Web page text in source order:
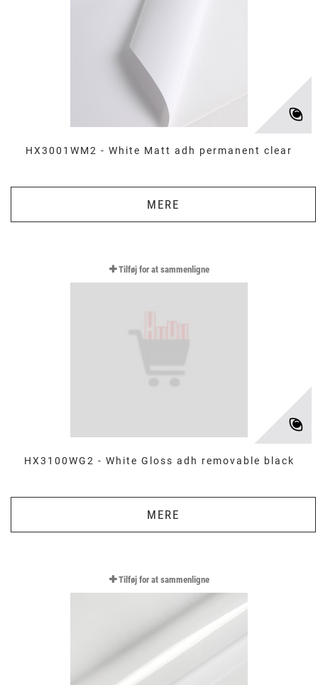
HX3001WM2 - White Matt adh permanent clear
MERE
HX3100WG2 - White Gloss adh removable black
MERE
Tilføj for at sammenligne
Tilføj for at sammenligne